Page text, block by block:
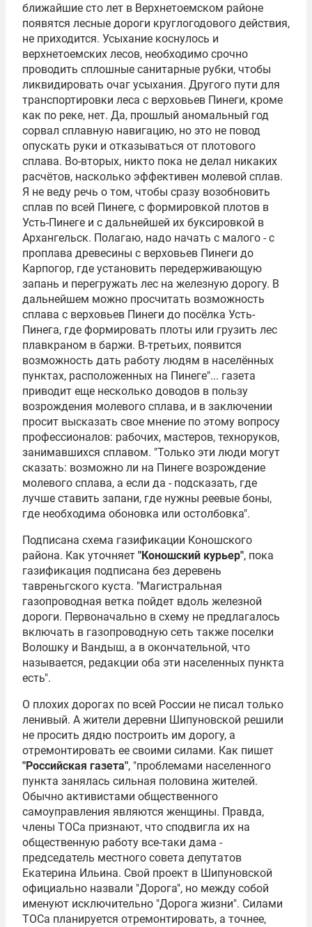
ближайшие сто лет в Верхнетоемском районе
появятся лесные дороги круглогодового действия,
не приходится. Усыхание коснулось и
верхнетоемских лесов, необходимо срочно
проводить сплошные санитарные рубки, чтобы
ликвидировать очаг усыхания. Другого пути для
транспортировки леса с верховьев Пинеги, кроме
как по реке, нет. Да, прошлый аномальный год
сорвал сплавную навигацию, но это не повод
опускать руки и отказываться от плотового
сплава. Во-вторых, никто пока не делал никаких
расчётов, насколько эффективен молевой сплав.
Я не веду речь о том, чтобы сразу возобновить
сплав по всей Пинеге, с формировкой плотов в
Усть-Пинеге и с дальнейшей их буксировкой в
Архангельск. Полагаю, надо начать с малого - с
проплава древесины с верховьев Пинеги до
Карпогор, где установить передерживающую
запань и перегружать лес на железную дорогу. В
дальнейшем можно просчитать возможность
сплава с верховьев Пинеги до посёлка Усть-
Пинега, где формировать плоты или грузить лес
плавкраном в баржи. В-третьих, появится
возможность дать работу людям в населённых
пунктах, расположенных на Пинеге"... газета
приводит еще несколько доводов в пользу
возрождения молевого сплава, и в заключении
просит высказать свое мнение по этому вопросу
профессионалов: рабочих, мастеров, техноруков,
занимавшихся сплавом. "Только эти люди могут
сказать: возможно ли на Пинеге возрождение
молевого сплава, а если да - подсказать, где
лучше ставить запани, где нужны реевые боны,
где необходима обоновка или остолбовка".
Подписана схема газификации Коношского
района. Как уточняет "Коношский курьер", пока
газификация подписана без деревень
тавреньгского куста. "Магистральная
газопроводная ветка пойдет вдоль железной
дороги. Первоначально в схему не предлагалось
включать в газопроводную сеть также поселки
Волошку и Вандыш, а в окончательной, что
называется, редакции оба эти населенных пункта
есть".
О плохих дорогах по всей России не писал только
ленивый. А жители деревни Шипуновской решили
не просить дядю построить им дорогу, а
отремонтировать ее своими силами. Как пишет
"Российская газета", "проблемами населенного
пункта занялась сильная половина жителей.
Обычно активистами общественного
самоуправления являются женщины. Правда,
члены ТОСа признают, что сподвигла их на
общественную работу все-таки дама -
председатель местного совета депутатов
Екатерина Ильина. Свой проект в Шипуновской
официально назвали "Дорога", но между собой
именуют исключительно "Дорога жизни". Силами
ТОСа планируется отремонтировать, а точнее,